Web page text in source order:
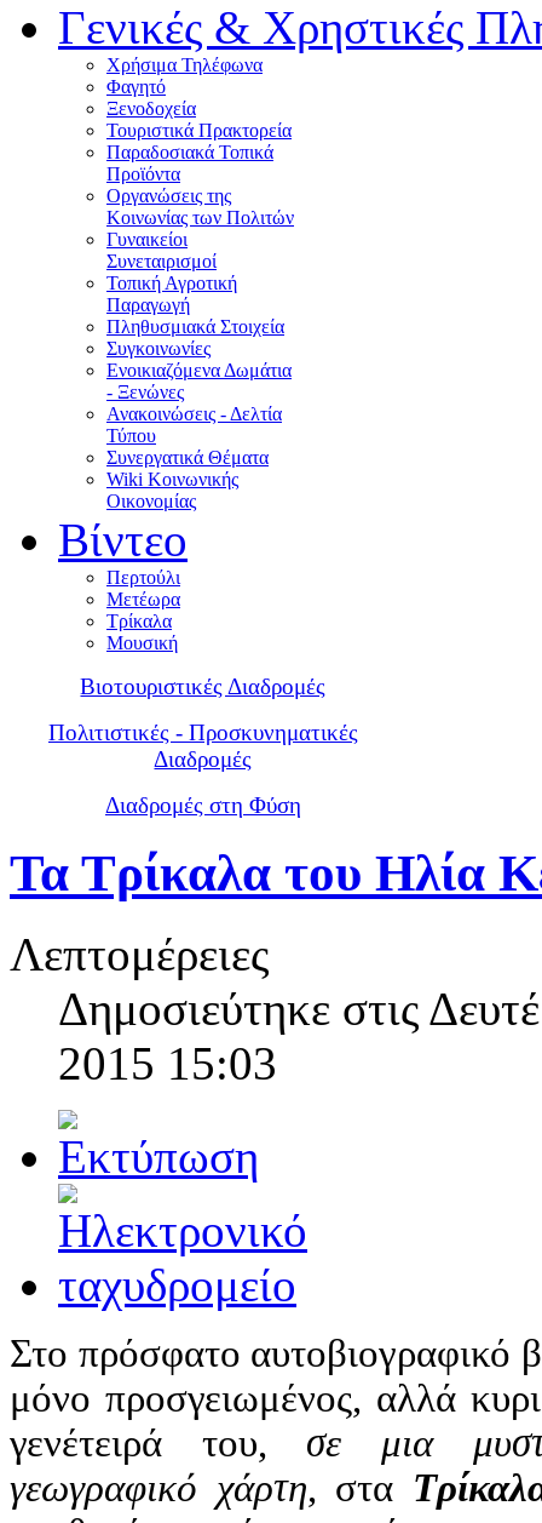
Γενικές & Χρηστικές
Χρήσιμα Τηλέφωνα
Φαγητό
Ξενοδοχεία
Τουριστικά Πρακτορεία
Παραδοσιακά Τοπικά
Προϊόντα
Οργανώσεις της
Κοινωνίας των Πολιτών
Γυναικείοι
Συνεταιρισμοί
Τοπική Αγροτική
Παραγωγή
Πληθυσμιακά Στοιχεία
Συγκοινωνίες
Ενοικιαζόμενα Δωμάτια
- Ξενώνες
Ανακοινώσεις - Δελτία
Τύπου
Συνεργατικά Θέματα
Wiki Κοινωνικής
Οικονομίας
Βίντεο
Περτούλι
Μετέωρα
Τρίκαλα
Μουσική
Βιοτουριστικές Διαδρομές
Πολιτιστικές - Προσκυνηματικές
Διαδρομές
Διαδρομές στη Φύση
Τα Τρίκαλα του Ηλία
Λεπτομέρειες
Δημοσιεύτηκε στις
2015 15:03
Στο πρόσφατο αυτοβιογραφικό
μόνο προσγειωμένος, αλλά
γενέτειρά του, σε μια
γεωγραφικό χάρτη, στα